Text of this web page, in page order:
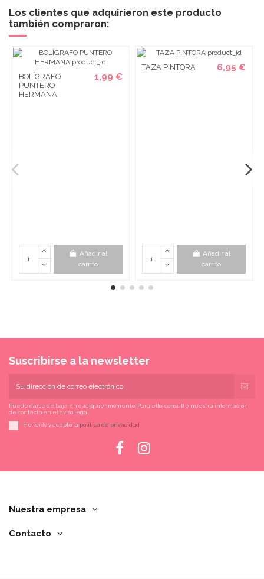
Los clientes que adquirieron este producto
también compraron:
BOLÍGRAFO
PUNTERO
HERMANA
1,99 €
Añadir al
carrito
TAZA PINTORA 6,95 €
Añadir al
carrito
Suscribirse a la newsletter
Puede darse de baja en cualquier momento. Para ello, consulte nuestra información
de contacto en el aviso legal.
He leído y acepto la política de privacidad
Nuestra empresa
Contacto